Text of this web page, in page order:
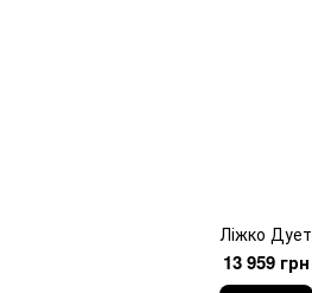
Ліжко Дует
13 959 грн